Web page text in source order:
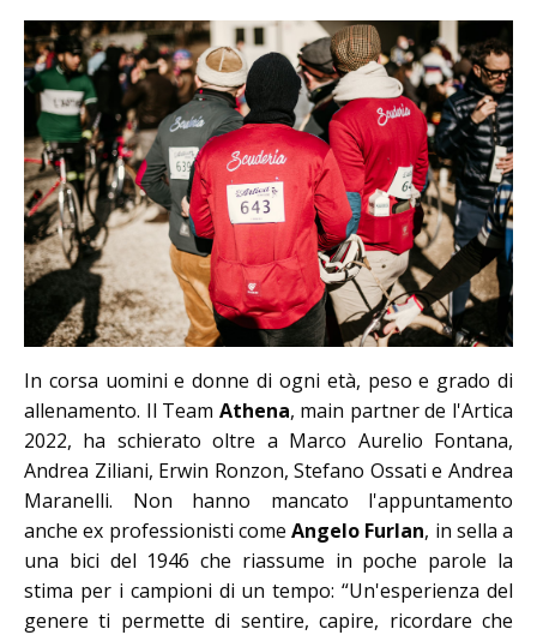
In corsa uomini e donne di ogni età, peso e grado di
allenamento. Il Team Athena, main partner de l'Artica
2022, ha schierato oltre a Marco Aurelio Fontana,
Andrea Ziliani, Erwin Ronzon, Stefano Ossati e Andrea
Maranelli. Non hanno mancato l'appuntamento
anche ex professionisti come Angelo Furlan, in sella a
una bici del 1946 che riassume in poche parole la
stima per i campioni di un tempo: “Un'esperienza del
genere ti permette di sentire, capire, ricordare che